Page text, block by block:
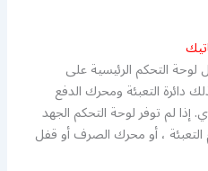
لوحة التحكم الرئيسية على
دائرة التعبئة ومحرك الدفع
لم توفر لوحة التحكم الجهد
، أو محرك الصرف أو قفل